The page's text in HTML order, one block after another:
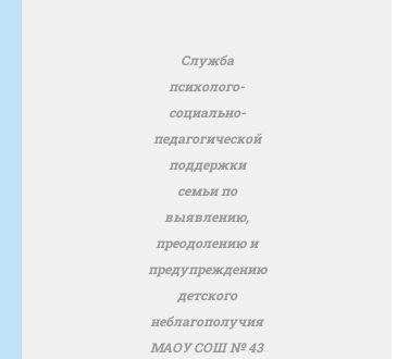
Служба
психолого-
социально-
педагогической
поддержки
семьи по
выявлению,
преодолению и
предупреждению
детского
неблагополучия
МАОУ СОШ № 43